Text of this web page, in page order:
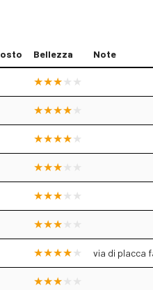
Bellezza Note
via di placca